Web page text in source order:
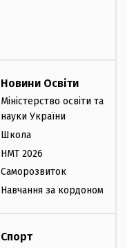
Новини Освіти
Міністерство освіти та
науки України
Школа
НМТ 2026
Саморозвиток
Навчання за кордоном
Спорт